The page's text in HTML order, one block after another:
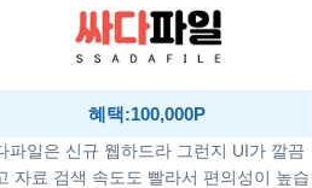
혜택:100,000P
파일은 신규 웹하드라 그런지 UI가 깔끔
자료 검색 속도도 빨라서 편의성이 높습